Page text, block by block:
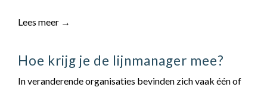
Lees meer →
Hoe krijg je de lijnmanager mee?
In veranderende organisaties bevinden zich vaak één of